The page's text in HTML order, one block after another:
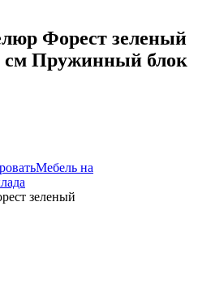
Форест зеленый
см Пружинный блок
Мебель на
зеленый